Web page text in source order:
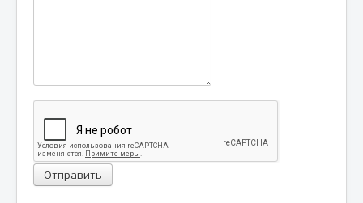
Отправить